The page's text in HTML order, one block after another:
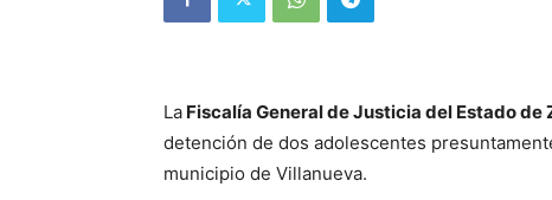
La Fiscalía General de Justicia del Estado de
detención de dos adolescentes
municipio de Villanueva.